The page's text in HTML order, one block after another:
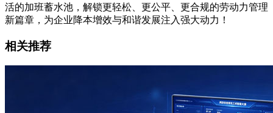
活的加班蓄水池，解锁更轻松、更公平、更合规的劳动力管理
新篇章，为企业降本增效与和谐发展注入强大动力！
相关推荐